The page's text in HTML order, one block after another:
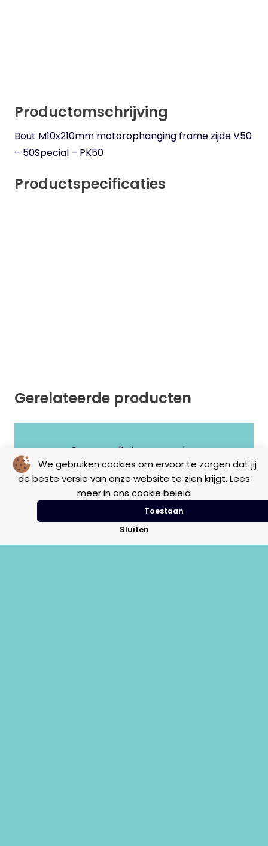
We gebruiken cookies om ervoor te zorgen dat jij
de beste versie van onze website te zien krijgt. Lees
meer in ons cookie beleid
Toestaan
Sluiten
Productomschrijving
Bout M10x210mm motorophanging frame zijde V50
– 50Special – PK50
Productspecificaties
Gerelateerde producten
Geen resultaten gevonden.